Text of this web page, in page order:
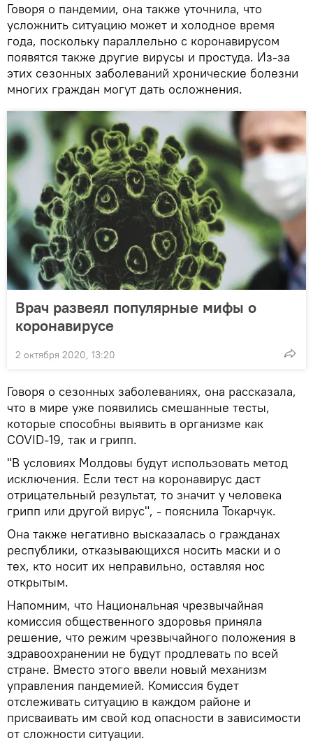
Говоря о пандемии, она также уточнила, что
усложнить ситуацию может и холодное время
года, поскольку параллельно с коронавирусом
появятся также другие вирусы и простуда. Из-за
этих сезонных заболеваний хронические болезни
многих граждан могут дать осложнения.
Врач развеял популярные мифы о
коронавирусе
2 октября 2020, 13:20
Говоря о сезонных заболеваниях, она рассказала,
что в мире уже появились смешанные тесты,
которые способны выявить в организме как
COVID-19, так и грипп.
"В условиях Молдовы будут использовать метод
исключения. Если тест на коронавирус даст
отрицательный результат, то значит у человека
грипп или другой вирус", - пояснила Токарчук.
Она также негативно высказалась о гражданах
республики, отказывающихся носить маски и о
тех, кто носит их неправильно, оставляя нос
открытым.
Напомним, что Национальная чрезвычайная
комиссия общественного здоровья приняла
решение, что режим чрезвычайного положения в
здравоохранении не будут продлевать по всей
стране. Вместо этого ввели новый механизм
управления пандемией. Комиссия будет
отслеживать ситуацию в каждом районе и
присваивать им свой код опасности в зависимости
от сложности ситуации.